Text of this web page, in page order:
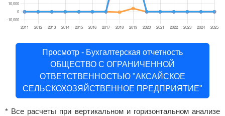
Просмотр - Бухгалтерская отчетность
ОБЩЕСТВО С ОГРАНИЧЕННОЙ
ОТВЕТСТВЕННОСТЬЮ "АКСАЙСКОЕ
СЕЛЬСКОХОЗЯЙСТВЕННОЕ ПРЕДПРИЯТИЕ"
* Все расчеты при вертикальном и горизонтальном анализе